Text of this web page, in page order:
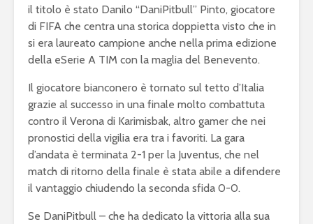
il titolo è stato Danilo “DaniPitbull” Pinto, giocatore
di FIFA che centra una storica doppietta visto che in
si era laureato campione anche nella prima edizione
della eSerie A TIM con la maglia del Benevento.
Il giocatore bianconero è tornato sul tetto d’Italia
grazie al successo in una finale molto combattuta
contro il Verona di Karimisbak, altro gamer che nei
pronostici della vigilia era tra i favoriti. La gara
d’andata è terminata 2-1 per la Juventus, che nel
match di ritorno della finale è stata abile a difendere
il vantaggio chiudendo la seconda sfida 0-0.
Se DaniPitbull – che ha dedicato la vittoria alla sua